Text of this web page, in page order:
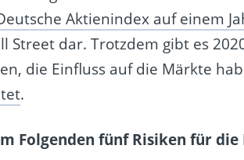
Aktienindex auf einem
Street dar. Trotzdem gibt es
die Einfluss auf die Märkte
.
Folgenden fünf Risiken für